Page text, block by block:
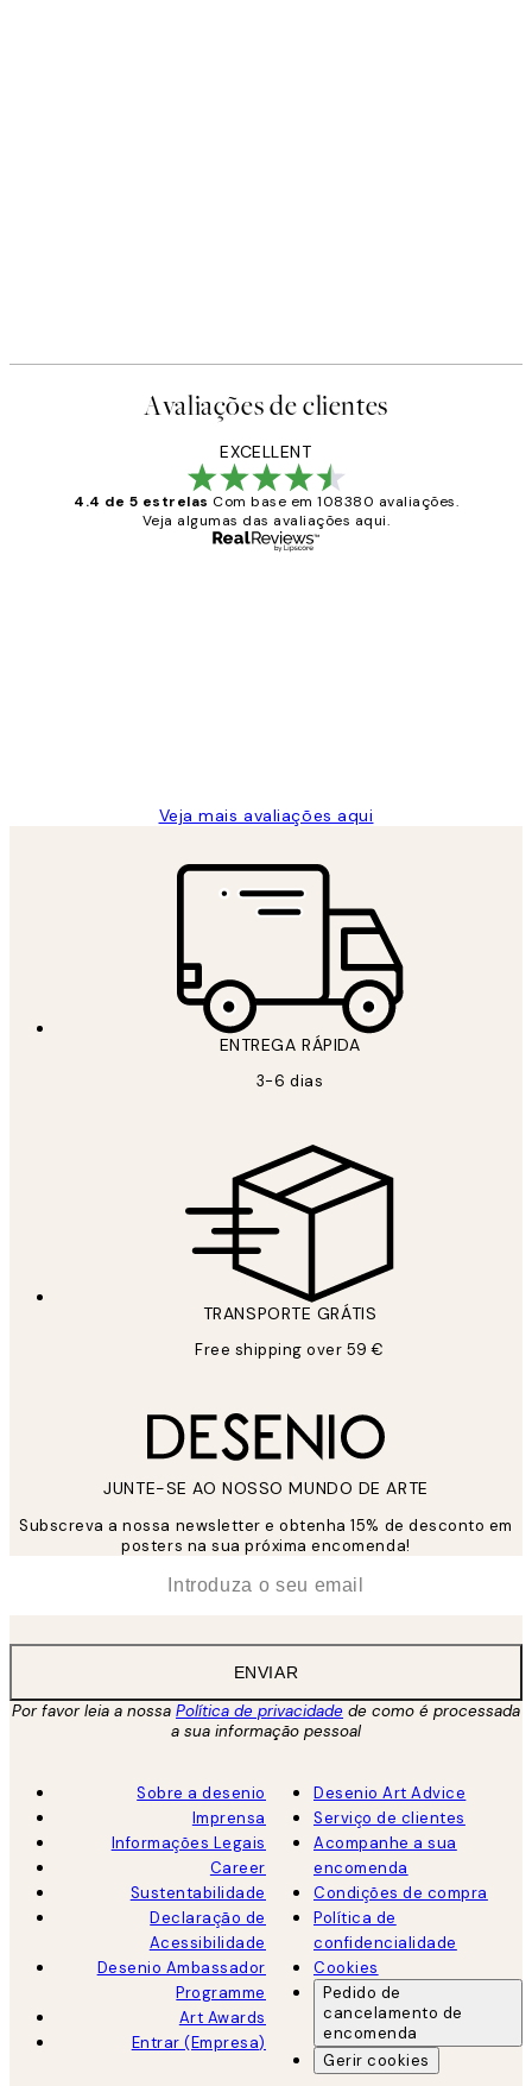
Avaliações de clientes
EXCELLENT
4.4 de 5 estrelas Com base em 108380 avaliações.
Veja algumas das avaliações aqui.
Veja mais avaliações aqui
ENTREGA RÁPIDA
3-6 dias
TRANSPORTE GRÁTIS
Free shipping over 59 €
JUNTE-SE AO NOSSO MUNDO DE ARTE
Subscreva a nossa newsletter e obtenha 15% de desconto em
posters na sua próxima encomenda!
ENVIAR
Por favor leia a nossa Política de privacidade de como é processada
a sua informação pessoal
Sobre a desenio
Imprensa
Informações Legais
Career
Sustentabilidade
Declaração de
Acessibilidade
Desenio Ambassador
Programme
Art Awards
Entrar (Empresa)
Desenio Art Advice
Serviço de clientes
Acompanhe a sua
encomenda
Condições de compra
Política de
confidencialidade
Cookies
Pedido de
cancelamento de
encomenda
Gerir cookies